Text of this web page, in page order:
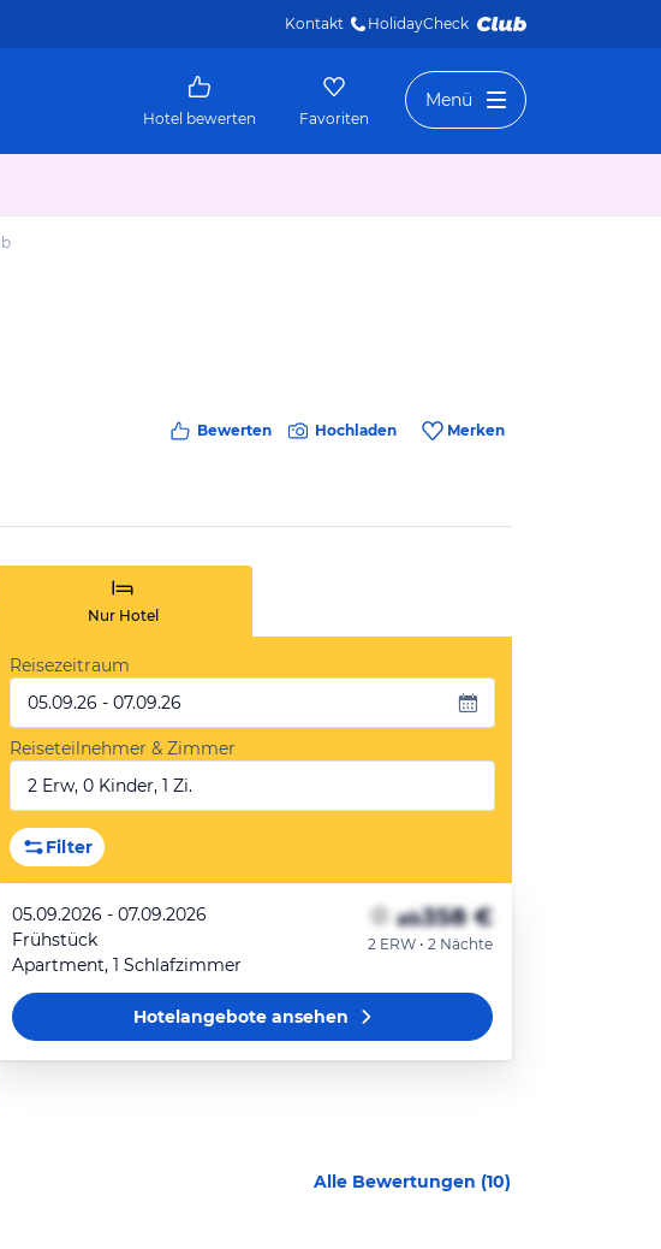
Kontakt HolidayCheck
Hotel bewerten Favoriten
Menü
Bewerten Hochladen Merken
Nur Hotel
Reisezeitraum
05.09.26 - 07.09.26
Reiseteilnehmer & Zimmer
2 Erw, 0 Kinder, 1 Zi.
Filter
05.09.2026 - 07.09.2026
Frühstück
Apartment, 1 Schlafzimmer
ab358 €
2 ERW • 2 Nächte
Hotelangeboteansehen
Alle Bewertungen (10)